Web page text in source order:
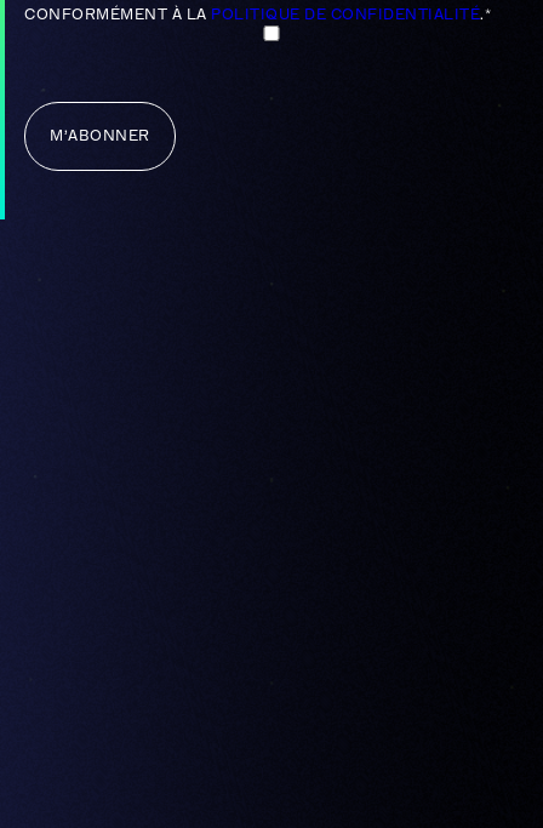
CONFORMÉMENT À LA POLITIQUE DE CONFIDENTIALITÉ.*